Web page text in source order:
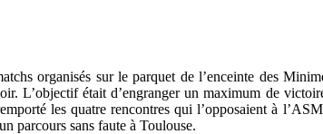
organisés sur le parquet de l’enceinte des
L’objectif était d’engranger un maximum de
les quatre rencontres qui l’opposaient à
parcours sans faute à Toulouse.